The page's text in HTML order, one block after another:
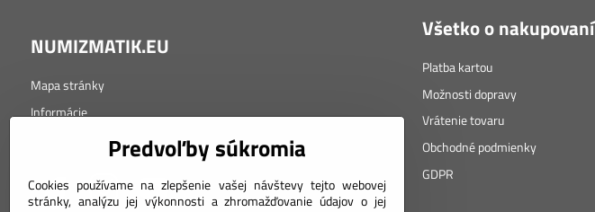
NUMIZMATIK.EU
Mapa stránky
Informácie
Tabuľka značenia kvality
Všetko o nakupovaní
Platba kartou
Možnosti dopravy
Vrátenie tovaru
Obchodné podmienky
GDPR
Predvoľby súkromia
Cookies používame na zlepšenie vašej návštevy tejto webovej
stránky, analýzu jej výkonnosti a zhromažďovanie údajov o jej